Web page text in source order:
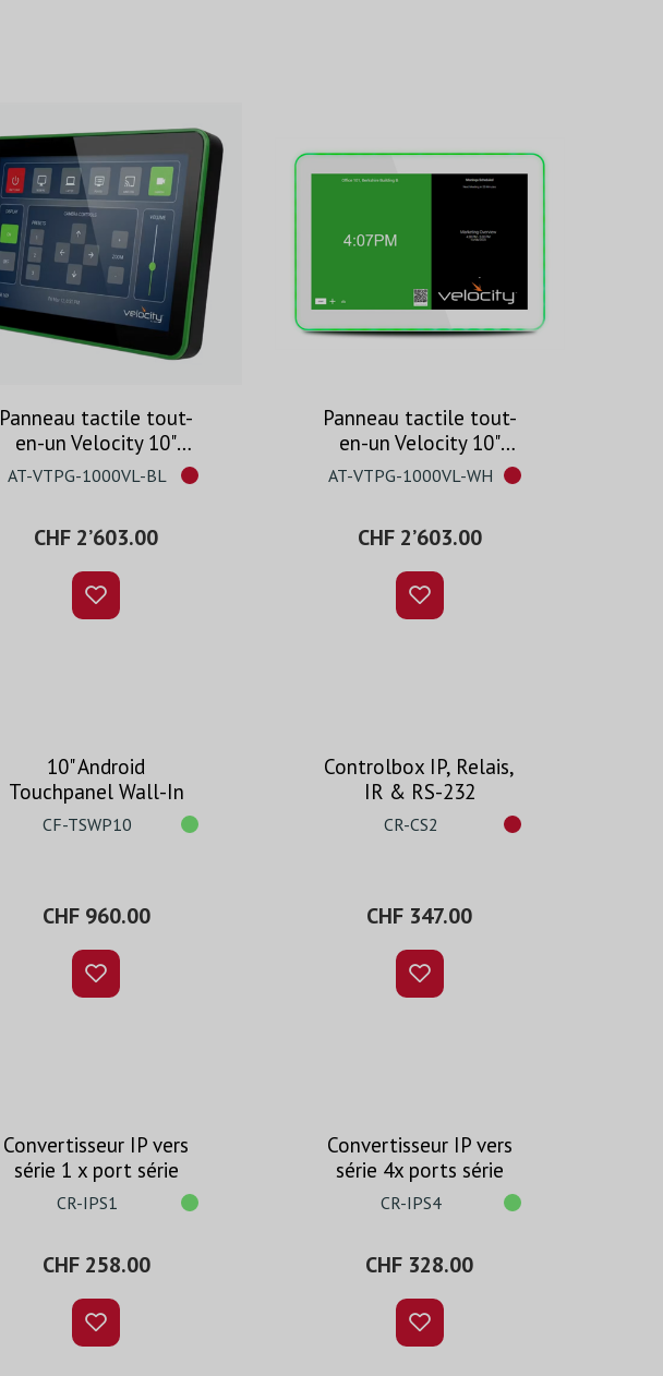
Panneau tactile tout-
en-un Velocity 10"
avec passerelle
AT-VTPG-1000VL-BL
CHF 2’603.00
Panneau tactile tout-
en-un Velocity 10"
avec passerelle
AT-VTPG-1000VL-WH
CHF 2’603.00
10" Android
Touchpanel Wall-In
CF-TSWP10
CHF 960.00
Controlbox IP, Relais,
IR & RS-232
CR-CS2
CHF 347.00
Convertisseur IP vers
série 1 x port série
CR-IPS1
CHF 258.00
Convertisseur IP vers
série 4x ports série
CR-IPS4
CHF 328.00